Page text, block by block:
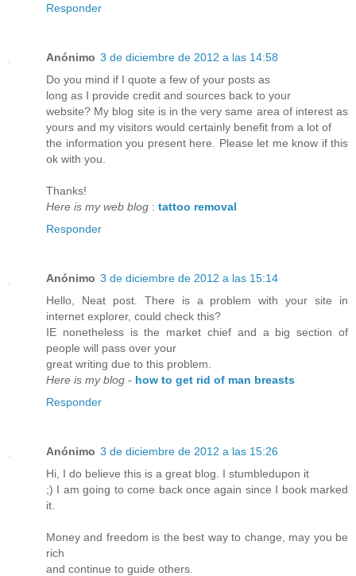
Responder
Anónimo 3 de diciembre de 2012 a las 14:58
Do you mind if I quote a few of your posts as
long as I provide credit and sources back to your
website? My blog site is in the very same area of interest as
yours and my visitors would certainly benefit from a lot of
the information you present here. Please let me know if this
ok with you.
Thanks!
Here is my web blog : tattoo removal
Responder
Anónimo 3 de diciembre de 2012 a las 15:14
Hello, Neat post. There is a problem with your site in
internet explorer, could check this?
IE nonetheless is the market chief and a big section of
people will pass over your
great writing due to this problem.
Here is my blog - how to get rid of man breasts
Responder
Anónimo 3 de diciembre de 2012 a las 15:26
Hi, I do believe this is a great blog. I stumbledupon it
;) I am going to come back once again since I book marked
it.
Money and freedom is the best way to change, may you be
rich
and continue to guide others.